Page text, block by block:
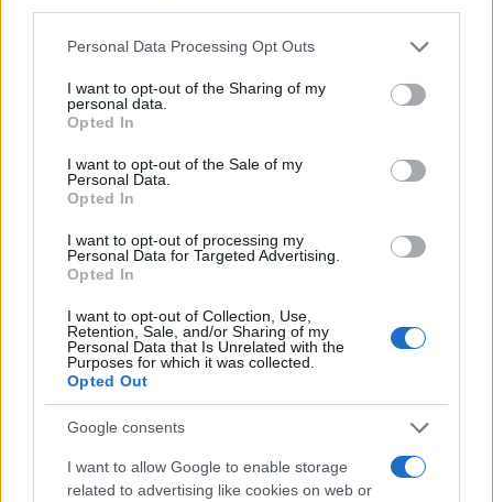
Please note that this website/app uses one or more Google
not limited to your visit or usage behaviour. You may click to
grant or deny consent to Google and its third-party tags to
use your data for below specified purposes in below Google
consent section.
Personal Data Processing Opt Outs
I want to opt-out of the Sharing of my
personal data.
Opted In
I want to opt-out of the Sale of my
Personal Data.
Opted In
I want to opt-out of processing my
Personal Data for Targeted Advertising.
Opted In
I want to opt-out of Collection, Use,
Retention, Sale, and/or Sharing of my
Personal Data that Is Unrelated with the
Purposes for which it was collected.
Opted Out
Google consents
I want to allow Google to enable storage
related to advertising like cookies on web or
Petrolio in calo: Brent a 88.9 dollari, ribassi diffusi tra le
materie prime
NEWS